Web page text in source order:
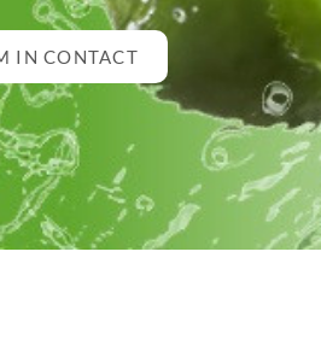
IN CONTACT